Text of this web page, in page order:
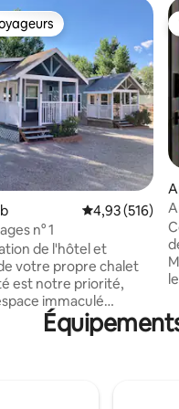
Évaluation
4,93 (516)
n° 1
de l'hôtel et
votre propre chalet
est notre priorité,
immaculé
Profitez de
draps frais et de
⋅
•